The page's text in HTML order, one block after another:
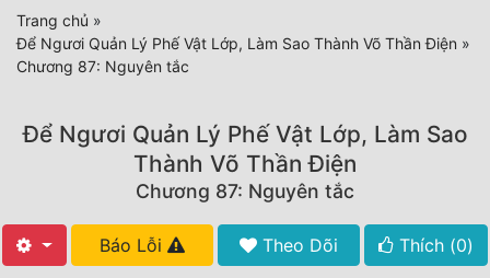
Nhật
(current)
BXH
Truyện Mới Ra
Hoàn Thành
Trang chủ »
Để Ngươi Quản Lý Phế Vật Lớp, Làm Sao Thành Võ Thần Điện »
Chương 87: Nguyên tắc
Để Ngươi Quản Lý Phế Vật Lớp, Làm Sao
Thành Võ Thần Điện
Chương 87: Nguyên tắc
Báo Lỗi Theo Dõi Thích (0)